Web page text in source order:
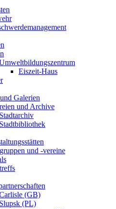
Eiszeit-Haus
Galerien
und Archive
Stadtarchiv
Stadtbibliothek
und -vereine
(GB)
Slupsk (PL)